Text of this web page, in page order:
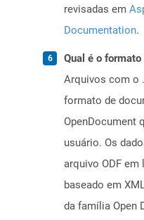
revisadas em
Documentation.
Qual é o formato
Arquivos com o
formato de
OpenDocument
usuário. Os
arquivo ODF
baseado em
da família Open